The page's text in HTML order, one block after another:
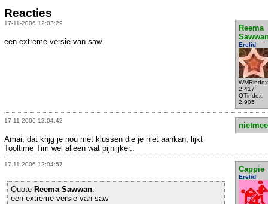
Reacties
17-11-2006 12:03:29
Reema
Erelid
2.417
OTindex:
2.905
een extreme versie van saw
17-11-2006 12:04:42
Amai, dat krijg je nou met klussen die je niet aankan, lijkt
Tooltime Tim wel alleen wat pijnlijker..
17-11-2006 12:04:57
Cappie
Erelid
Quote Reema Sawwan:
een extreme versie van saw